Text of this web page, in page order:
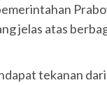
jelas atas
tekanan